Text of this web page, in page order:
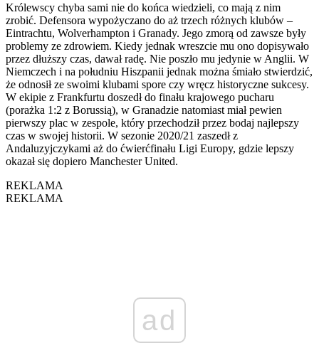
Królewscy chyba sami nie do końca wiedzieli, co mają z nim
zrobić. Defensora wypożyczano do aż trzech różnych klubów –
Eintrachtu, Wolverhampton i Granady. Jego zmorą od zawsze były
problemy ze zdrowiem. Kiedy jednak wreszcie mu ono dopisywało
przez dłuższy czas, dawał radę. Nie poszło mu jedynie w Anglii. W
Niemczech i na południu Hiszpanii jednak można śmiało stwierdzić,
że odnosił ze swoimi klubami spore czy wręcz historyczne sukcesy.
W ekipie z Frankfurtu doszedł do finału krajowego pucharu
(porażka 1:2 z Borussią), w Granadzie natomiast miał pewien
pierwszy plac w zespole, który przechodził przez bodaj najlepszy
czas w swojej historii. W sezonie 2020/21 zaszedł z
Andaluzyjczykami aż do ćwierćfinału Ligi Europy, gdzie lepszy
okazał się dopiero Manchester United.
REKLAMA
REKLAMA
ad